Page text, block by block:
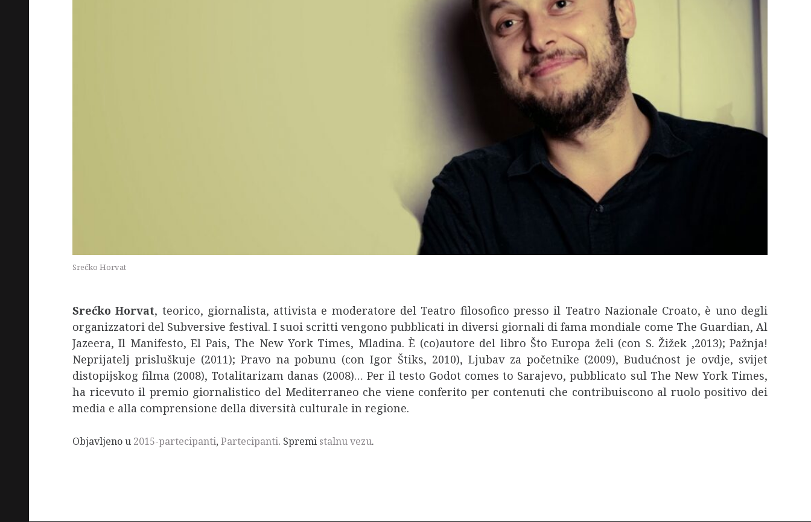
Srećko Horvat
Srećko Horvat, teorico, giornalista, attivista e moderatore del Teatro filosofico presso il Teatro Nazionale Croato, è uno degli
organizzatori del Subversive festival. I suoi scritti vengono pubblicati in diversi giornali di fama mondiale come The Guardian, Al
Jazeera, Il Manifesto, El Pais, The New York Times, Mladina. È (co)autore del libro Što Europa želi (con S. Žižek ,2013); Pažnja!
Neprijatelj prisluškuje (2011); Pravo na pobunu (con Igor Štiks, 2010), Ljubav za početnike (2009), Budućnost je ovdje, svijet
distopijskog filma (2008), Totalitarizam danas (2008)… Per il testo Godot comes to Sarajevo, pubblicato sul The New York Times,
ha ricevuto il premio giornalistico del Mediterraneo che viene conferito per contenuti che contribuiscono al ruolo positivo dei
media e alla comprensione della diversità culturale in regione.
Objavljeno u 2015-partecipanti, Partecipanti. Spremi stalnu vezu.